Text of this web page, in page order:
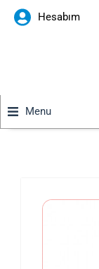
Hesabım
Menu